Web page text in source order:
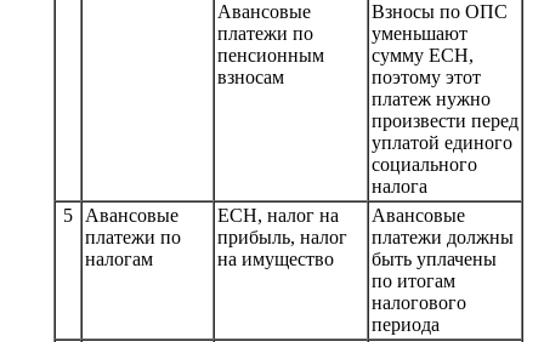
Авансовые
платежи по
пенсионным
взносам
Взносы по ОПС
уменьшают
сумму ЕСН,
поэтому этот
платеж нужно
произвести перед
уплатой единого
социального
налога
5
Авансовые
платежи по
налогам
ЕСН, налог на
прибыль, налог
на имущество
Авансовые
платежи должны
быть уплачены
по итогам
налогового
периода